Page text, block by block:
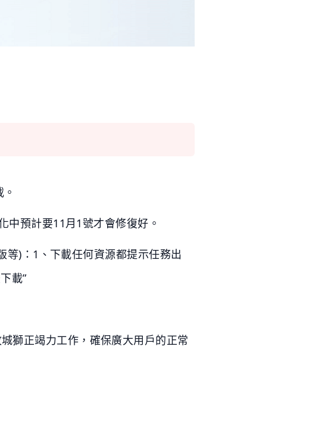
中預計要11月1號才會修復好。
)：1、下載任何資源都提示任務出
載”
獅正竭力工作，確保廣大用戶的正常